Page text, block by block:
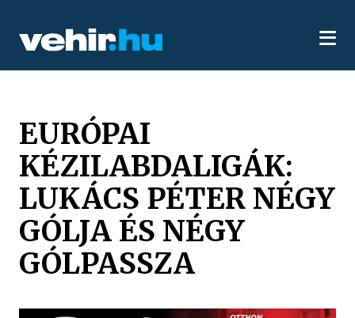
EURÓPAI
KÉZILABDALIGÁK:
LUKÁCS PÉTER NÉGY
GÓLJA ÉS NÉGY
GÓLPASSZA